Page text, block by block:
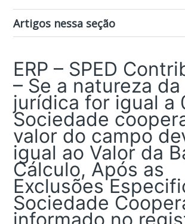
Artigos nessa seção
ERP – SPED
– Se a natureza
jurídica for igual a
Sociedade
valor do campo
igual ao Valor da
Cálculo, Após as
Exclusões
Sociedade